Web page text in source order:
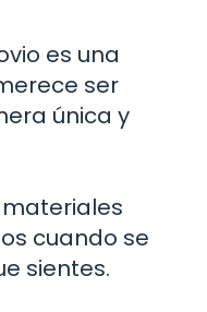
es una
ser
única y
cuando se
sientes.